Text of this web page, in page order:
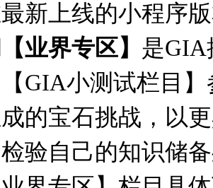
上线的小程序版
业界专区】 是GIA
GIA小测试栏目
的宝石挑战，以
验自己的知识储